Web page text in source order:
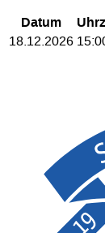
Datum
18.12.2026